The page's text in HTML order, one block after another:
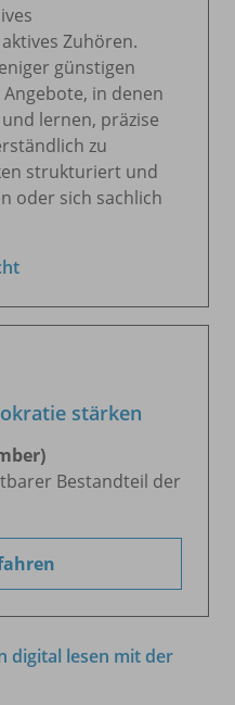
Zuhören.
günstigen
in denen
lernen, präzise
zu
strukturiert und
oder sich sachlich
stärken
Bestandteil der